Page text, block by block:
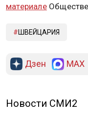
материале
ШВЕЙЦАРИЯ
Дзен MAX
Новости СМИ2